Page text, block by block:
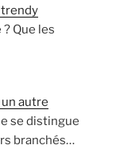
trendy
Que les
un autre
se distingue
branchés…